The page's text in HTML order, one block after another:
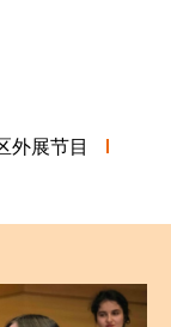
外展节目